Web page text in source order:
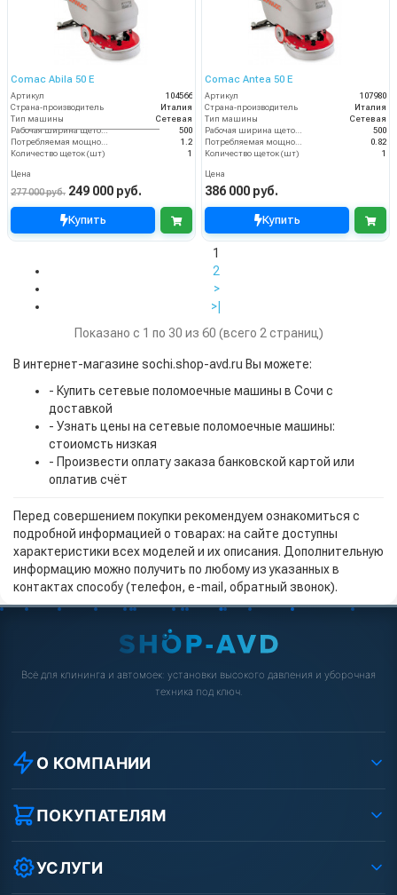
Comac Abila 50 E
Артикул
104566
Страна-производитель
Италия
Тип машины
Сетевая
Рабочая ширина щеток (мм)
500
Потребляемая мощность (кВт)
1.2
Количество щеток (шт)
1
Цена
277 000 руб. 249 000 руб.
Купить
Comac Antea 50 E
Артикул
107980
Страна-производитель
Италия
Тип машины
Сетевая
Рабочая ширина щеток (мм)
500
Потребляемая мощность (кВт)
0.82
Количество щеток (шт)
1
Цена
386 000 руб.
Купить
1
2
>
>|
Показано с 1 по 30 из 60 (всего 2 страниц)
В интернет-магазине sochi.shop-avd.ru Вы можете:
- Купить сетевые поломоечные машины в Сочи с
доставкой
- Узнать цены на сетевые поломоечные машины:
стоиомсть низкая
- Произвести оплату заказа банковской картой или
оплатив счёт
Перед совершением покупки рекомендуем ознакомиться с
подробной информацией о товарах: на сайте доступны
характеристики всех моделей и их описания. Дополнительную
информацию можно получить по любому из указанных в
контактах способу (телефон, e-mail, обратный звонок).
Всё для клининга и автомоек: установки высокого давления и уборочная
техника под ключ.
О КОМПАНИИ
О компании
Реквизиты ООО «Шоп АВД»
Условия соглашения
Вакансии
ПОКУПАТЕЛЯМ
Как заказать?
Оплата
УСЛУГИ
Ремонт АВД